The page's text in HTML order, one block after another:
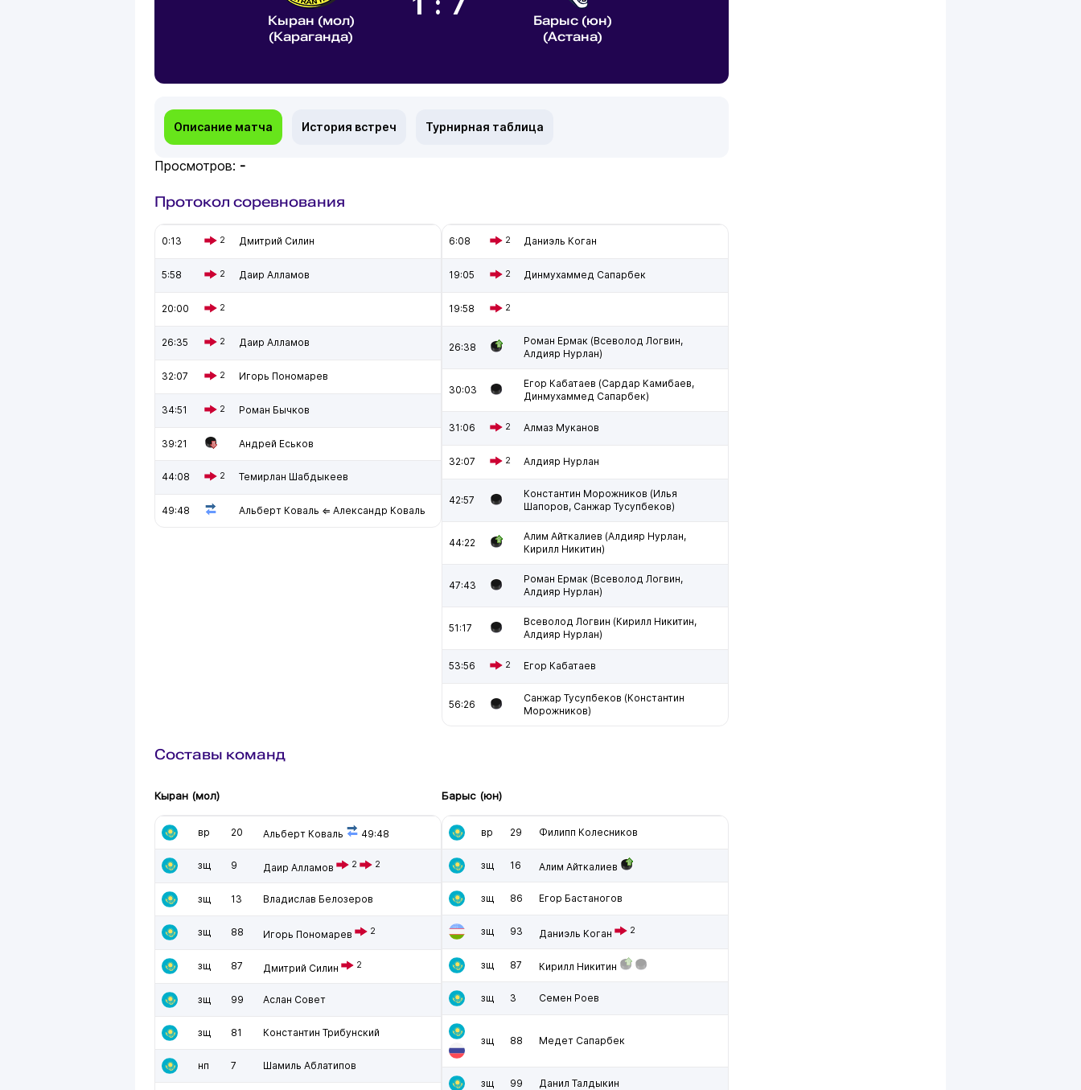
Кыран (мол)
(Караганда)
Барыс (юн)
(Астана)
Описание матча История встреч Турнирная таблица
Просмотров: -
Протокол соревнования
0:13 2 Дмитрий Силин
5:58 2 Даир Алламов
20:00 2
26:35 2 Даир Алламов
32:07 2 Игорь Пономарев
34:51 2 Роман Бычков
39:21 Андрей Еськов
44:08 2 Темирлан Шабдыкеев
49:48 Альберт Коваль ⇐ Александр Коваль
6:08 2 Даниэль Коган
19:05 2 Динмухаммед Сапарбек
19:58 2
26:38
Роман Ермак (Всеволод Логвин,
Алдияр Нурлан)
30:03
Егор Кабатаев (Сардар Камибаев,
Динмухаммед Сапарбек)
31:06 2 Алмаз Муканов
32:07 2 Алдияр Нурлан
42:57
Константин Морожников (Илья
Шапоров, Санжар Тусупбеков)
44:22
Алим Айткалиев (Алдияр Нурлан,
Кирилл Никитин)
47:43
Роман Ермак (Всеволод Логвин,
Алдияр Нурлан)
51:17
Всеволод Логвин (Кирилл Никитин,
Алдияр Нурлан)
53:56 2 Егор Кабатаев
56:26
Санжар Тусупбеков (Константин
Морожников)
Составы команд
Кыран (мол)
вр 20 Альберт Коваль 49:48
зщ 9 Даир Алламов 2 2
зщ 13 Владислав Белозеров
зщ 88 Игорь Пономарев 2
зщ 87 Дмитрий Силин 2
зщ 99 Аслан Совет
зщ 81 Константин Трибунский
нп 7 Шамиль Аблатипов
Барыс (юн)
вр 29 Филипп Колесников
зщ 16 Алим Айткалиев
зщ 86 Егор Бастаногов
зщ 93 Даниэль Коган 2
зщ 87 Кирилл Никитин
зщ 3 Семен Роев
зщ 88 Медет Сапарбек
зщ 99 Данил Талдыкин